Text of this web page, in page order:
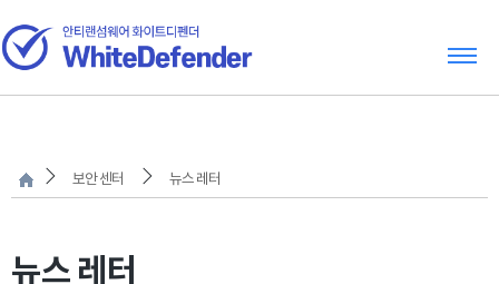
보안 센터 뉴스 레터
뉴스 레터